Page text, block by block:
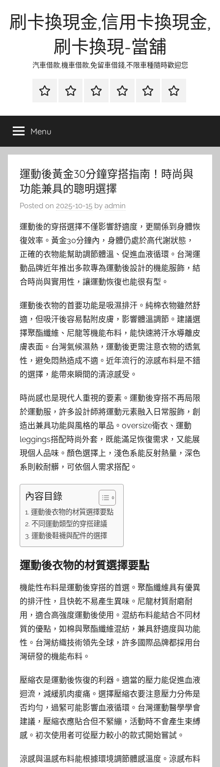
刷卡換現金,信用卡換現金,
刷卡換現-當舖
汽車借款,機車借款,免留車借錢,不限車種隨時歡迎您
首
當
金
網
資
流
時
環
清
聯
徵
Menu
運動後黃金30分鐘穿搭指南！時尚與
功能兼具的聰明選擇
Posted on 2025-10-15 by admin
運動後的穿搭選擇不僅影響舒適度，更關係到身體恢
復效率。黃金30分鐘內，身體仍處於高代謝狀態，
正確的衣物能幫助調節體溫、促進血液循環。台灣運
動品牌近年推出多款專為運動後設計的機能服飾，結
合時尚與實用性，讓運動恢復也能很有型。
運動後衣物的首要功能是吸濕排汗。純棉衣物雖然舒
適，但吸汗後容易黏附皮膚，影響體溫調節。建議選
擇聚酯纖維、尼龍等機能布料，能快速將汗水導離皮
膚表面。台灣氣候濕熱，運動後更需注意衣物的透氣
性，避免悶熱造成不適。近年流行的涼感布料是不錯
的選擇，能帶來瞬間的清涼感受。
時尚感也是現代人重視的要素。運動後穿搭不再局限
於運動服，許多設計師將運動元素融入日常服飾，創
造出兼具功能與風格的單品。oversize衛衣、運動
leggings搭配時尚外套，既能滿足恢復需求，又能展
現個人品味。顏色選擇上，淺色系能反射熱量，深色
系則較耐髒，可依個人需求搭配。
內容目錄
運動後衣物的材質選擇要點
不同運動類型的穿搭建議
運動後鞋襪與配件的選擇
運動後衣物的材質選擇要點
機能性布料是運動後穿搭的首選。聚酯纖維具有優異
的排汗性，且快乾不易產生異味。尼龍材質耐磨耐
用，適合高強度運動後使用。混紡布料能結合不同材
質的優點，如棉與聚酯纖維混紡，兼具舒適度與功能
性。台灣紡織技術領先全球，許多國際品牌都採用台
灣研發的機能布料。
壓縮衣是運動後恢復的利器。適當的壓力能促進血液
迴流，減緩肌肉痠痛。選擇壓縮衣要注意壓力分佈是
否均勻，過緊可能影響血液循環。台灣運動醫學學會
建議，壓縮衣應貼合但不緊繃，活動時不會產生束縛
感。初次使用者可從壓力較小的款式開始嘗試。
涼感與溫感布料能根據環境調節體感溫度。涼感布料